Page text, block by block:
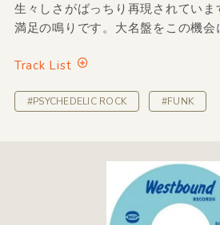
生々しさがばっちり再現されていま
満足の鳴りです。大名盤をこの機会
Track List
#PSYCHEDELIC ROCK #FUNK